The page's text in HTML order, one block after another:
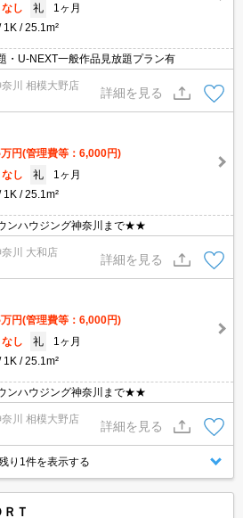
なし 礼
1ヶ月
1K 25.1m²
・U-NEXT一般作品見放題プラン有
川 相模大野店
詳細を見る
万円(管理費等：6,000円)
なし 礼
1ヶ月
1K 25.1m²
ンハウジング神奈川まで★★
川 大和店
詳細を見る
万円(管理費等：6,000円)
なし 礼
1ヶ月
1K 25.1m²
ンハウジング神奈川まで★★
川 相模大野店
詳細を見る
り1件を表示する
Ｔ